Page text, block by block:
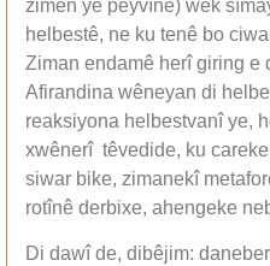
zimên yê peyvînê) wek
helbestê, ne ku tenê bo
Ziman endamê herî giring e
Afirandina wêneyan di
reaksiyona helbestvanî ye,
xwênerî têvedide, ku
siwar bike, zimanekî
rotînê derbixe, ahengeke
Di dawî de, dibêjim: